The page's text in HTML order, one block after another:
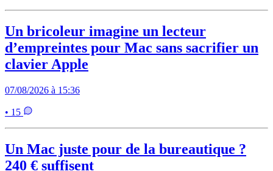
Un bricoleur imagine un lecteur
d’empreintes pour Mac sans sacrifier un
clavier Apple
07/08/2026 à 15:36
• 15
Un Mac juste pour de la bureautique ?
240 € suffisent